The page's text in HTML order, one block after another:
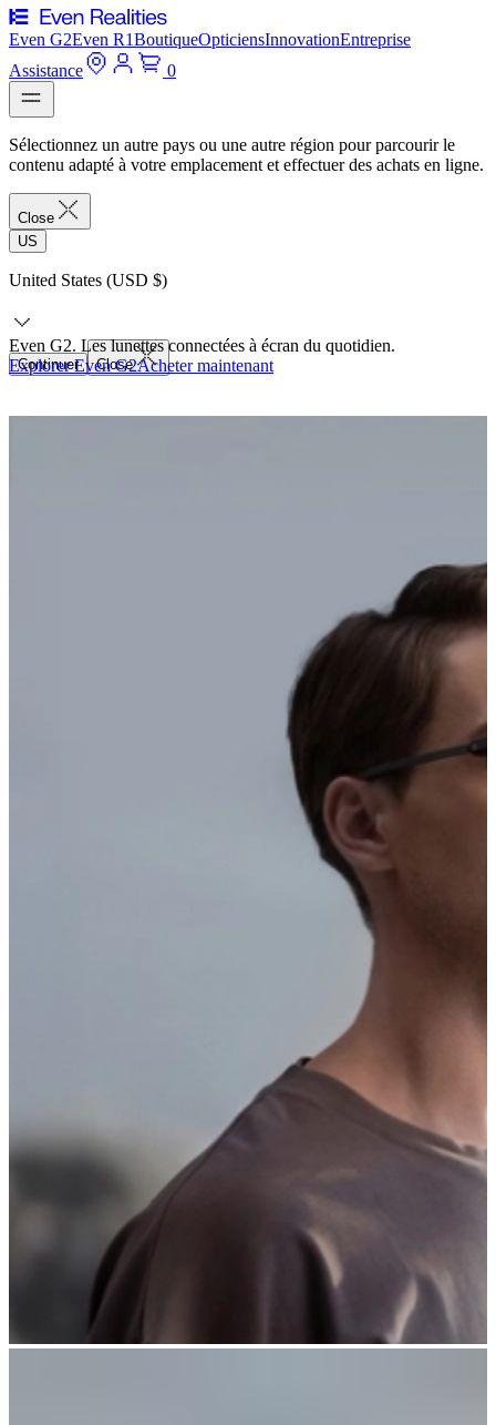
Even G2Even R1BoutiqueOpticiensInnovationEntreprise
Assistance
0
Sélectionnez un autre pays ou une autre région pour parcourir le
contenu adapté à votre emplacement et effectuer des achats en ligne.
Close
US
United States (USD $)
Continuer Close
Even G2. Les lunettes connectées à écran du quotidien.
Explorer Even G2Acheter maintenant